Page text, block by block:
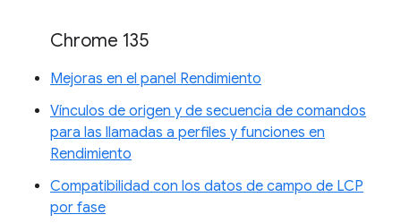
Chrome 135
Mejoras en el panel Rendimiento
Vínculos de origen y de secuencia de comandos
para las llamadas a perfiles y funciones en
Rendimiento
Compatibilidad con los datos de campo de LCP
por fase